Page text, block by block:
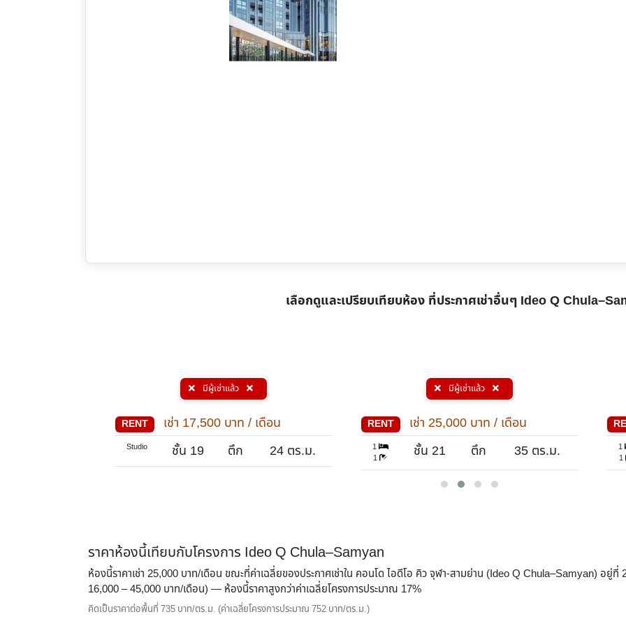
เลือกดูและเปรียบเทียบห้อง ที่ประกาศเช่าอื่นๆ Ideo Q
มีผู้เช่าแล้ว
RENT เช่า 17,500บาท / เดือน
Studio ชั้น 19 ตึก 24 ตร.ม.
มีผู้เช่าแล้ว
RENT เช่า 25,000บาท / เดือน
1
1
ชั้น 21 ตึก 35 ตร.ม.
1
1
ราคาห้องนี้เทียบกับโครงการ Ideo Q Chula–Samyan
ห้องนี้ราคาเช่า 25,000 บาท/เดือน ขณะที่ค่าเฉลี่ยของประกาศเช่าใน คอนโด ไอดีโอ คิว จุฬา-สามย่าน (Ideo Q Chula–Samyan) อยู่
16,000 – 45,000 บาท/เดือน) — ห้องนี้ราคาสูงกว่าค่าเฉลี่ยโครงการประมาณ 17%
คิดเป็นราคาต่อพื้นที่ 735 บาท/ตร.ม. (ค่าเฉลี่ยโครงการประมาณ 752 บาท/ตร.ม.)